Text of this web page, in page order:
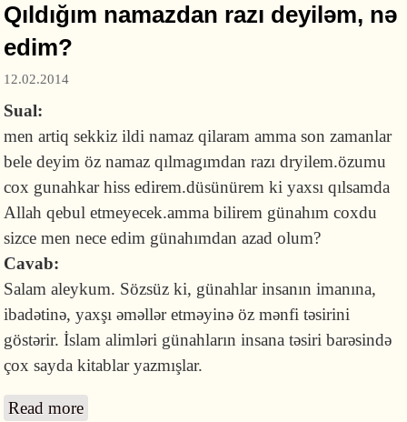
Qıldığım namazdan razı deyiləm, nə
edim?
12.02.2014
Sual:
men artiq sekkiz ildi namaz qilaram amma son zamanlar
bele deyim öz namaz qılmagımdan razı dryilem.özumu
cox gunahkar hiss edirem.düsünürem ki yaxsı qılsamda
Allah qebul etmeyecek.amma bilirem günahım coxdu
sizce men nece edim günahımdan azad olum?
Cavab:
Salam aleykum. Sözsüz ki, günahlar insanın imanına,
ibadətinə, yaxşı əməllər etməyinə öz mənfi təsirini
göstərir. İslam alimləri günahların insana təsiri barəsində
çox sayda kitablar yazmışlar.
Read more